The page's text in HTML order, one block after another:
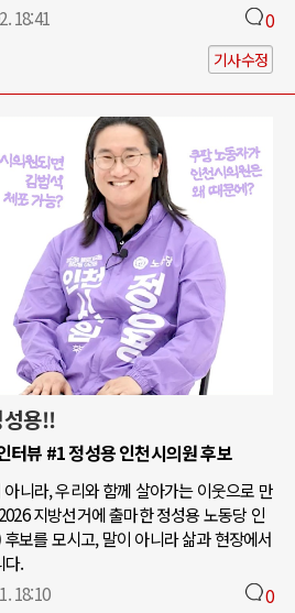
18:41 0
기사수정
용!!
터뷰 #1 정성용 인천시의원 후보
아니라, 우리와 함께 살아가는 이웃으로 만
지방선거에 출마한 정성용 노동당 인
보를 모시고, 말이 아니라 삶과 현장에서
다.
18:10 0